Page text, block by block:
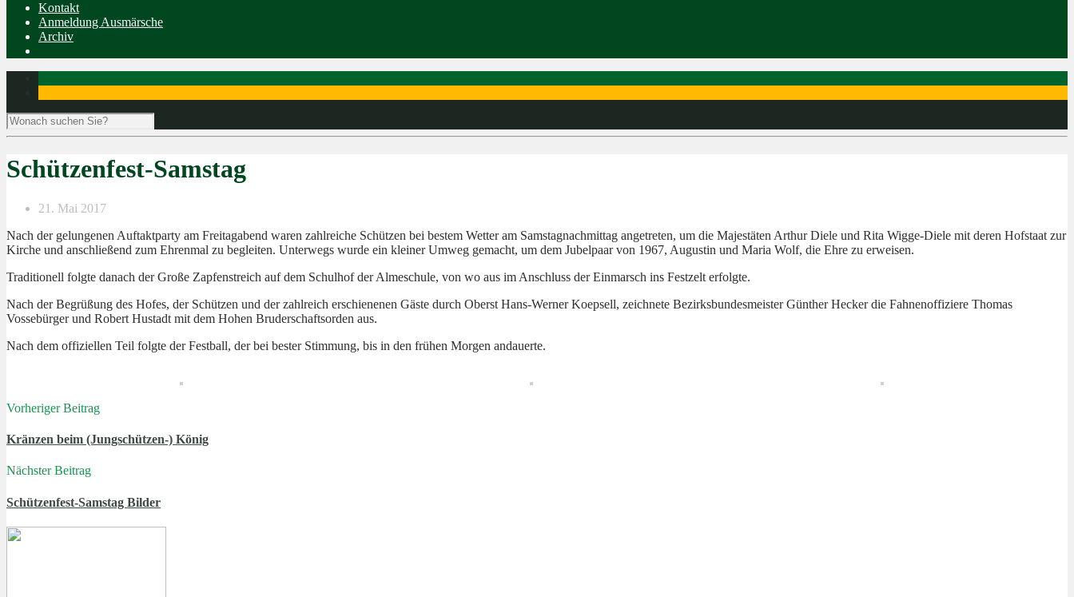
Kontakt
Anmeldung Ausmärsche
Archiv
Schützenfest-Samstag
21. Mai 2017
Nach der gelungenen Auftaktparty am Freitagabend waren zahlreiche Schützen bei bestem Wetter am Samstagnachmittag angetreten, um die Majestäten Arthur Diele und Rita Wigge-Diele mit deren Hofstaat zur
Kirche und anschließend zum Ehrenmal zu begleiten. Unterwegs wurde ein kleiner Umweg gemacht, um dem Jubelpaar von 1967, Augustin und Maria Wolf, die Ehre zu erweisen.
Traditionell folgte danach der Große Zapfenstreich auf dem Schulhof der Almeschule, von wo aus im Anschluss der Einmarsch ins Festzelt erfolgte.
Nach der Begrüßung des Hofes, der Schützen und der zahlreich erschienenen Gäste durch Oberst Hans-Werner Koepsell, zeichnete Bezirksbundesmeister Günther Hecker die Fahnenoffiziere Thomas
Vossebürger und Robert Hustadt mit dem Hohen Bruderschaftsorden aus.
Nach dem offiziellen Teil folgte der Festball, der bei bester Stimmung, bis in den frühen Morgen andauerte.
Vorheriger Beitrag
Kränzen beim (Jungschützen-) König
Nächster Beitrag
Schützenfest-Samstag Bilder